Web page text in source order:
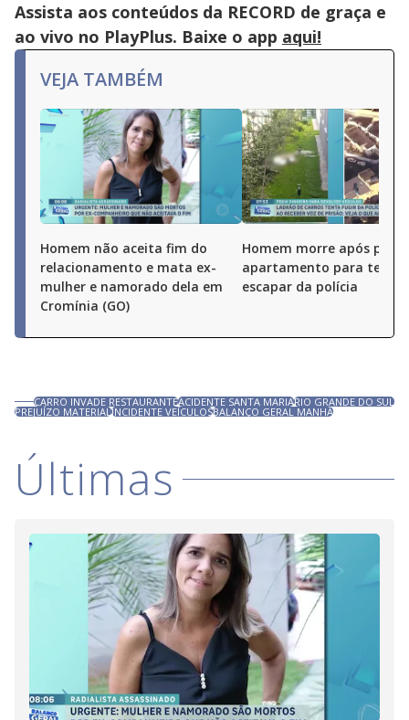
Assista aos conteúdos da RECORD de graça e
ao vivo no PlayPlus. Baixe o app aqui!
VEJA TAMBÉM
Homem não aceita fim do
relacionamento e mata ex-
mulher e namorado dela em
Cromínia (GO)
Homem morre após
apartamento para tentar
escapar da polícia
CARRO INVADE RESTAURANTEACIDENTE SANTA MARIARIO GRANDE DO SUL
PREJUÍZO MATERIALINCIDENTE VEÍCULOSBALANÇO GERAL MANHÃ
Últimas